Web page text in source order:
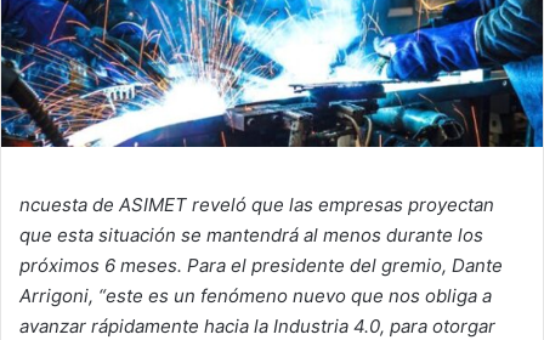
ncuesta de ASIMET reveló que las empresas proyectan
que esta situación se mantendrá al menos durante los
próximos 6 meses. Para el presidente del gremio, Dante
Arrigoni, “este es un fenómeno nuevo que nos obliga a
avanzar rápidamente hacia la Industria 4.0, para otorgar